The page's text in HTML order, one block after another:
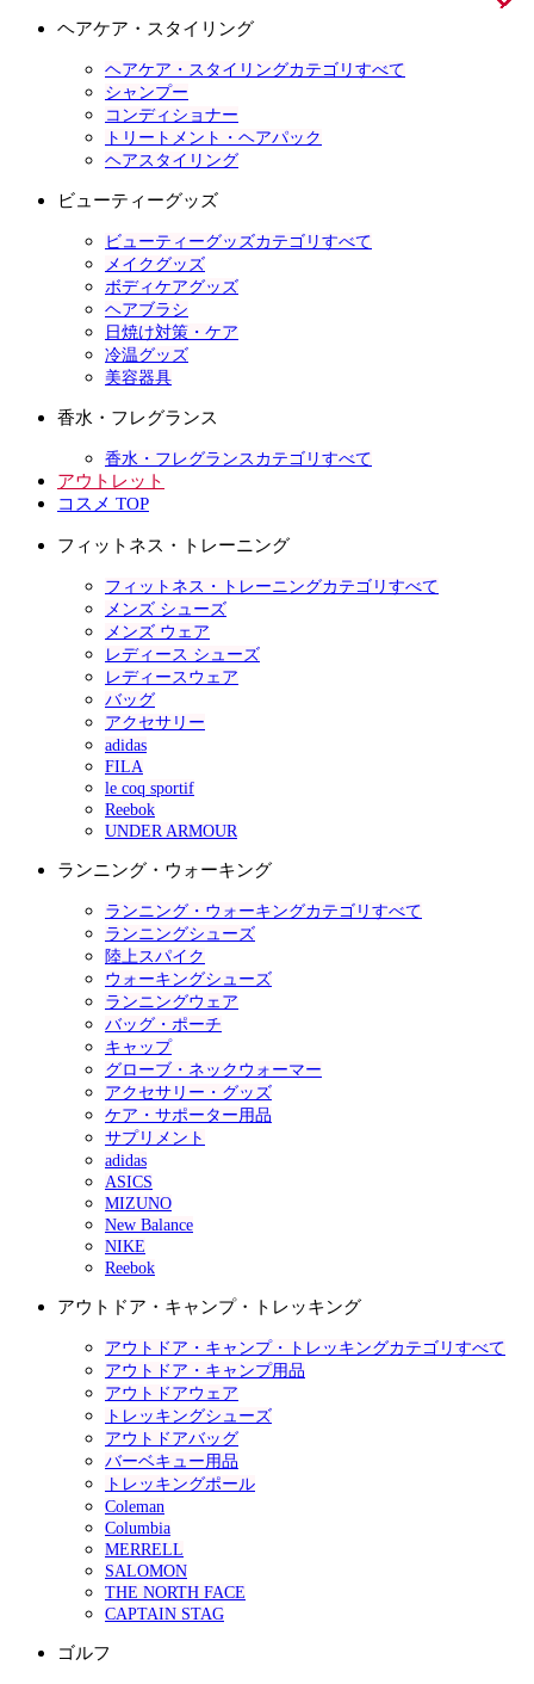
ヘアケア・スタイリング
ヘアケア・スタイリングカテゴリすべて
シャンプー
コンディショナー
トリートメント・ヘアパック
ヘアスタイリング
ビューティーグッズ
ビューティーグッズカテゴリすべて
メイクグッズ
ボディケアグッズ
ヘアブラシ
日焼け対策・ケア
冷温グッズ
美容器具
香水・フレグランス
香水・フレグランスカテゴリすべて
アウトレット
コスメ TOP
フィットネス・トレーニング
フィットネス・トレーニングカテゴリすべて
メンズ シューズ
メンズ ウェア
レディース シューズ
レディースウェア
バッグ
アクセサリー
adidas
FILA
le coq sportif
Reebok
UNDER ARMOUR
ランニング・ウォーキング
ランニング・ウォーキングカテゴリすべて
ランニングシューズ
陸上スパイク
ウォーキングシューズ
ランニングウェア
バッグ・ポーチ
キャップ
グローブ・ネックウォーマー
アクセサリー・グッズ
ケア・サポーター用品
サプリメント
adidas
ASICS
MIZUNO
New Balance
NIKE
Reebok
アウトドア・キャンプ・トレッキング
アウトドア・キャンプ・トレッキングカテゴリすべて
アウトドア・キャンプ用品
アウトドアウェア
トレッキングシューズ
アウトドアバッグ
バーベキュー用品
トレッキングポール
Coleman
Columbia
MERRELL
SALOMON
THE NORTH FACE
CAPTAIN STAG
ゴルフ